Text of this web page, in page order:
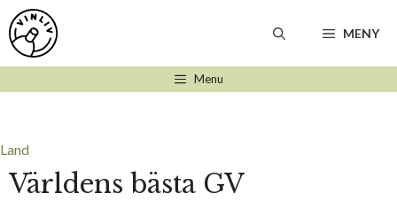
Hoppa
till
innehåll
MENY
Menu
Land
Världens bästa GV